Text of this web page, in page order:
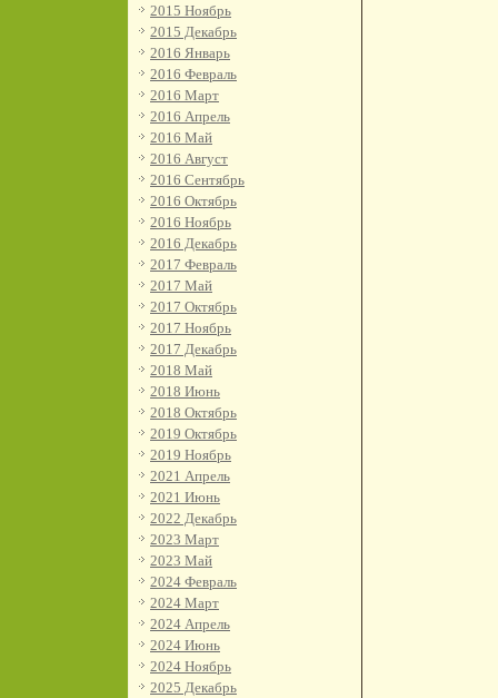
2015 Ноябрь
2015 Декабрь
2016 Январь
2016 Февраль
2016 Март
2016 Апрель
2016 Май
2016 Август
2016 Сентябрь
2016 Октябрь
2016 Ноябрь
2016 Декабрь
2017 Февраль
2017 Май
2017 Октябрь
2017 Ноябрь
2017 Декабрь
2018 Май
2018 Июнь
2018 Октябрь
2019 Октябрь
2019 Ноябрь
2021 Апрель
2021 Июнь
2022 Декабрь
2023 Март
2023 Май
2024 Февраль
2024 Март
2024 Апрель
2024 Июнь
2024 Ноябрь
2025 Декабрь